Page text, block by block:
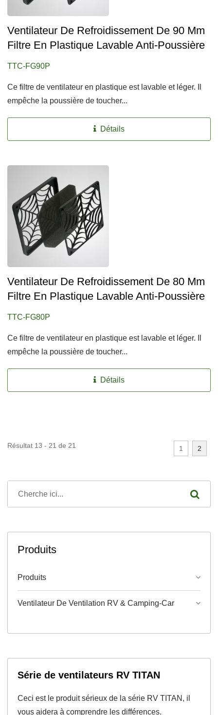
Ventilateur De Refroidissement De 90 Mm
Filtre En Plastique Lavable Anti-Poussière
TTC-FG90P
Ce filtre de ventilateur en plastique est lavable et léger. Il
empêche la poussière de toucher...
Détails
Ventilateur De Refroidissement De 80 Mm
Filtre En Plastique Lavable Anti-Poussière
TTC-FG80P
Ce filtre de ventilateur en plastique est lavable et léger. Il
empêche la poussière de toucher...
Détails
Résultat 13 - 21 de 21 1 2
Produits
Produits
Ventilateur De Ventilation RV & Camping-Car
Série de ventilateurs RV TITAN
Ceci est le produit sérieux de la série RV TITAN, il
vous aidera à comprendre les différences.